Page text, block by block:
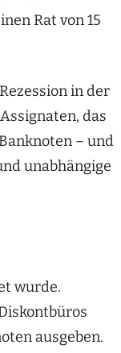
Rat von 15
in der
das
– und
unabhängige
wurde.
ausgeben.